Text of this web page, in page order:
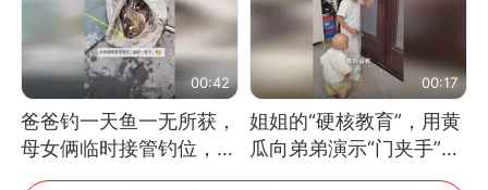
源：新华每日电讯）
00:42
爸爸钓一天鱼一无所获，
母女俩临时接管钓位，用
玩具鱼竿钓上大鱼
00:17
姐姐的“硬核教育”，用黄
瓜向弟弟演示“门夹手”，
网友：果然言传不如身